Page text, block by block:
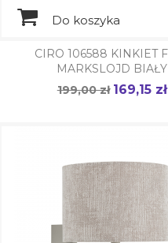
Do koszyka
CIRO 106588 KINKIET
MARKSLOJD BIAŁY
Cena
199,00 zł Cena
169,15 zł